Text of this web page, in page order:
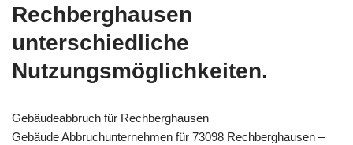
Rechberghausen
unterschiedliche
Nutzungsmöglichkeiten.
Gebäudeabbruch für Rechberghausen
Gebäude Abbruchunternehmen für 73098 Rechberghausen –